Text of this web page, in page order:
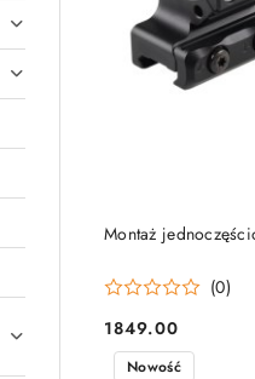
Montaż
(0)
Cena:
1849.00
Nowość